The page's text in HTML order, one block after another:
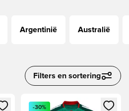
Argentinië Australië
Filters en sortering
te loggen of je aan te melden als
Opent een venster om in te
-30%